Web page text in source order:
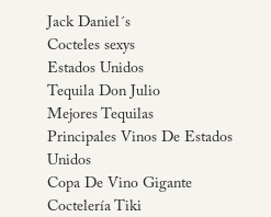
Jack Daniel´s
Cocteles sexys
Estados Unidos
Tequila Don Julio
Mejores Tequilas
Principales Vinos De Estados
Unidos
Copa De Vino Gigante
Coctelería Tiki